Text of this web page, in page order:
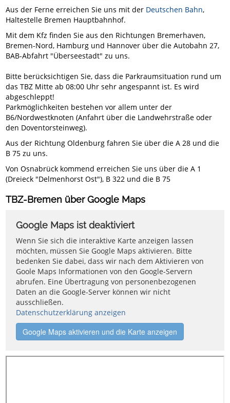
Aus der Ferne erreichen Sie uns mit der Deutschen Bahn,
Haltestelle Bremen Hauptbahnhof.
Mit dem Kfz finden Sie aus den Richtungen Bremerhaven,
Bremen-Nord, Hamburg und Hannover über die Autobahn 27,
BAB-Abfahrt "Überseestadt" zu uns.
Bitte berücksichtigen Sie, dass die Parkraumsituation rund um
das TBZ Mitte ab 08:00 Uhr sehr angespannt ist. Es wird
abgeschleppt!
Parkmöglichkeiten bestehen vor allem unter der
B6/Nordwestknoten (Anfahrt über die Landwehrstraße oder
den Doventorsteinweg).
Aus der Richtung Oldenburg fahren Sie über die A 28 und die
B 75 zu uns.
Von Osnabrück kommend erreichen Sie uns über die A 1
(Dreieck "Delmenhorst Ost"), B 322 und die B 75
TBZ-Bremen über Google Maps
Google Maps ist deaktiviert
Wenn Sie sich die interaktive Karte anzeigen lassen
möchten, müssen Sie Google Maps aktivieren. Bitte
bedenken Sie dabei, dass wir nach dem Aktivieren von
Goole Maps Informationen von den Google-Servern
abrufen. Eine Übertragung von personenbezogenen
Daten an die Google-Server können wir nicht
ausschließen.
Datenschutzerklärung anzeigen